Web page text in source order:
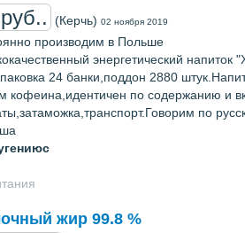
(Керчь) 02 ноября 2019
производим в Польше
энергетический напиток
24 банки,поддон 2880
кофеина,идентичен по содержанию и
по
жир 99.8 %